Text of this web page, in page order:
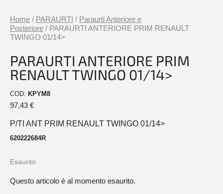
Home / PARAURTI / Paraurti Anteriore e
Posteriore / PARAURTI ANTERIORE PRIM RENAULT
TWINGO 01/14>
PARAURTI ANTERIORE PRIM
RENAULT TWINGO 01/14>
COD: KPYM8
97,43 €
P/TI ANT PRIM RENAULT TWINGO 01/14>
620222684R
Esaurito
Questo articolo è al momento esaurito.